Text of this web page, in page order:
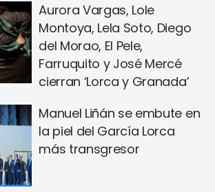
Aurora Vargas, Lole
Montoya, Lela Soto, Diego
del Morao, El Pele,
Farruquito y José Mercé
cierran ‘Lorca y Granada’
Manuel Liñán se embute en
la piel del García Lorca
más transgresor